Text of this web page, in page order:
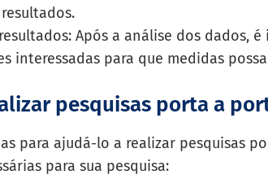
Após a análise dos dados,
interessadas para que medidas
pesquisas porta a
para ajudá-lo a realizar pesquisas
para sua pesquisa: